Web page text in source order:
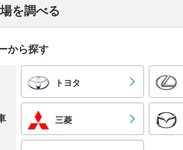
を調べる
から探す
トヨタ
三菱